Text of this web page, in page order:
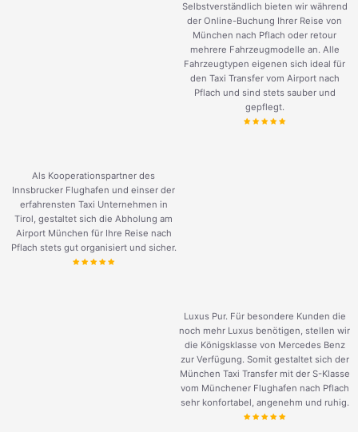
Selbstverständlich bieten wir während
der Online-Buchung Ihrer Reise von
München nach Pflach oder retour
mehrere Fahrzeugmodelle an. Alle
Fahrzeugtypen eigenen sich ideal für
den Taxi Transfer vom Airport nach
Pflach und sind stets sauber und
gepflegt.
Als Kooperationspartner des
Innsbrucker Flughafen und einser der
erfahrensten Taxi Unternehmen in
Tirol, gestaltet sich die Abholung am
Airport München für Ihre Reise nach
Pflach stets gut organisiert und sicher.
Luxus Pur. Für besondere Kunden die
noch mehr Luxus benötigen, stellen wir
die Königsklasse von Mercedes Benz
zur Verfügung. Somit gestaltet sich der
München Taxi Transfer mit der S-Klasse
vom Münchener Flughafen nach Pflach
sehr konfortabel, angenehm und ruhig.